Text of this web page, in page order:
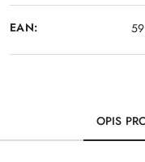
EAN:
OPIS